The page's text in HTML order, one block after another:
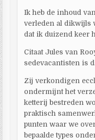
Ik heb de inhoud
verleden al dikwijls
dat ik duizend keer
Citaat Jules van
sedevacantisten is
Zij verkondigen
ondermijnt het
ketterij bestreden
praktisch
punten waar we
bepaalde types